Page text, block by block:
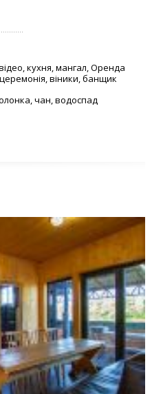
кухня, мангал, Оренда
віники, банщик
чан, водоспад